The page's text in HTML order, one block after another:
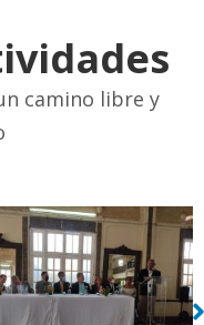
camino libre y
Sin leyenda